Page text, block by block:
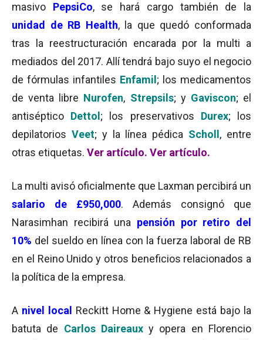
masivo PepsiCo, se hará cargo también de la
unidad de RB Health, la que quedó conformada
tras la reestructuración encarada por la multi a
mediados del 2017. Allí tendrá bajo suyo el negocio
de fórmulas infantiles Enfamil ; los medicamentos
de venta libre Nurofen, Strepsils; y Gaviscon; el
antiséptico Dettol ; los preservativos Durex; los
depilatorios Veet; y la línea pédica Scholl , entre
otras etiquetas. Ver artículo. Ver artículo.
La multi avisó oficialmente que Laxman percibirá un
salario de £950,000. Además consignó que
Narasimhan recibirá una pensión por retiro del
10% del sueldo en línea con la fuerza laboral de RB
en el Reino Unido y otros beneficios relacionados a
la política de la empresa.
A nivel local
Reckitt Home & Hygiene está bajo la
batuta de Carlos Daireauxy opera en Florencio